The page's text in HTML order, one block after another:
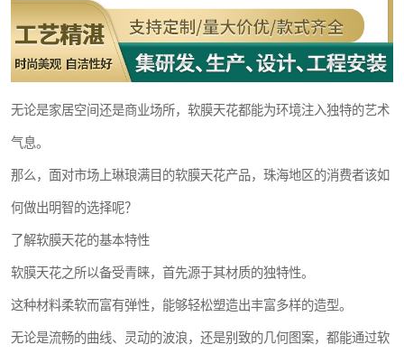
无论是家居空间还是商业场所，软膜天花都能为环境注入独特的艺术
气息。
那么，面对市场上琳琅满目的软膜天花产品，珠海地区的消费者该如
何做出明智的选择呢？
了解软膜天花的基本特性
软膜天花之所以备受青睐，首先源于其材质的独特性。
这种材料柔软而富有弹性，能够轻松塑造出丰富多样的造型。
无论是流畅的曲线、灵动的波浪，还是别致的几何图案，都能通过软